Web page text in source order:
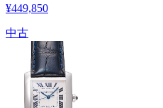
¥449,850
中古